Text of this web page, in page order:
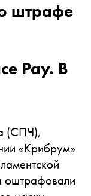
штрафе
Pay. В
(СПЧ),
«Крибрум»
оштрафовали